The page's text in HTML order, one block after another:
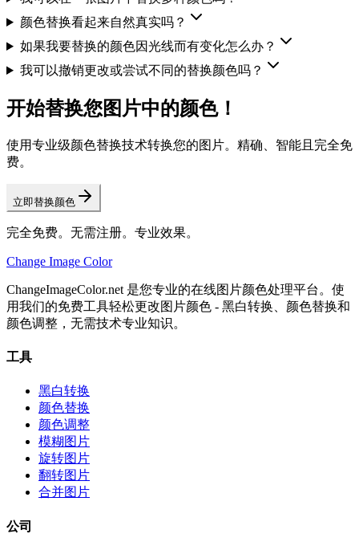
颜色替换看起来自然真实吗？
如果我要替换的颜色因光线而有变化怎么办？
我可以撤销更改或尝试不同的替换颜色吗？
开始替换您图片中的颜色！
使用专业级颜色替换技术转换您的图片。精确、智能且完全免
费。
立即替换颜色
完全免费。无需注册。专业效果。
Change Image Color
ChangeImageColor.net 是您专业的在线图片颜色处理平台。使
用我们的免费工具轻松更改图片颜色 - 黑白转换、颜色替换和
颜色调整，无需技术专业知识。
工具
黑白转换
颜色替换
颜色调整
模糊图片
旋转图片
翻转图片
合并图片
公司